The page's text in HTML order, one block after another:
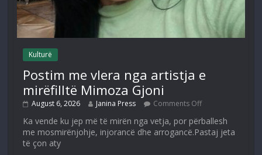
Kulturë
Postim me vlera nga artistja e
mirëfilltë Mimoza Gjoni
August 6, 2026 Janina Press Comments Off
Ka vende ku jep më të mirën nga vetja, por përballesh
me mosmirënjohje, injorancë dhe arrogancë.Pastaj jeta
të çon aty